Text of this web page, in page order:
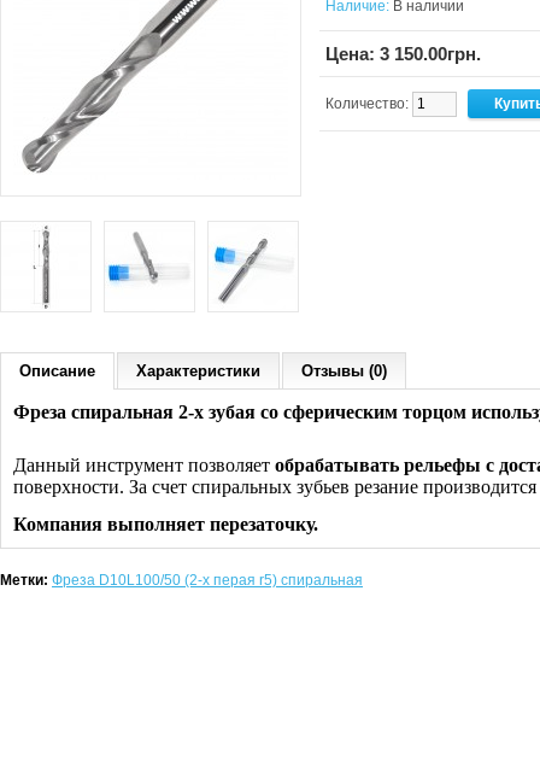
Наличие: В наличии
Цена: 3 150.00грн.
Количество:
Описание Характеристики Отзывы (0)
Фреза спиральная 2-х зубая со сферическим торцом
Данный инструмент позволяет обрабатывать рельефы с
поверхности. За счет спиральных зубьев резание
Компания выполняет перезаточку.
Метки: Фреза D10L100/50 (2-х перая r5) спиральная